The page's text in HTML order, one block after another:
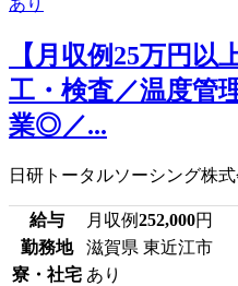
【月収例25万円
工・検査／温度管
業◎／...
日研トータルソーシング株
給与 月収例252,000円
勤務地
滋賀県 東近江市
寮・社宅 あり